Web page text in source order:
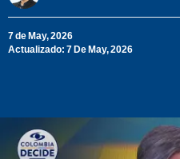
7 de May, 2026
Actualizado: 7 De May, 2026